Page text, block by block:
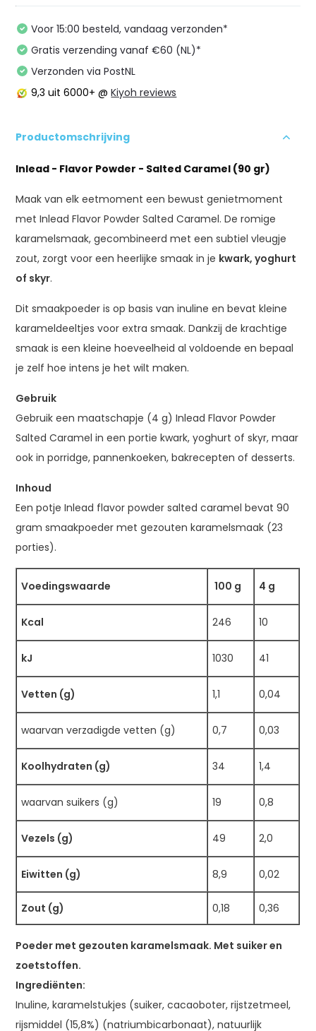
Voor 15:00 besteld, vandaag verzonden*
Gratis verzending vanaf €60 (NL)*
Verzonden via PostNL
9,3 uit 6000+ @Kiyoh reviews
Productomschrijving
Inlead - Flavor Powder - Salted Caramel (90 gr)
Maak van elk eetmoment een bewust genietmoment
met Inlead Flavor Powder Salted Caramel. De romige
karamelsmaak, gecombineerd met een subtiel vleugje
zout, zorgt voor een heerlijke smaak in je kwark, yoghurt
of skyr.
Dit smaakpoeder is op basis van inuline en bevat kleine
karameldeeltjes voor extra smaak. Dankzij de krachtige
smaak is een kleine hoeveelheid al voldoende en bepaal
je zelf hoe intens je het wilt maken.
Gebruik
Gebruik een maatschapje (4 g) Inlead Flavor Powder
Salted Caramel in een portie kwark, yoghurt of skyr, maar
ook in porridge, pannenkoeken, bakrecepten of desserts.
Inhoud
Een potje Inlead flavor powder salted caramel bevat 90
gram smaakpoeder met gezouten karamelsmaak (23
porties).
Voedingswaarde 100 g 4 g
Kcal 246 10
kJ 1030 41
Vetten (g) 1,1 0,04
waarvan verzadigde vetten (g) 0,7 0,03
Koolhydraten (g) 34 1,4
waarvan suikers (g) 19 0,8
Vezels (g) 49 2,0
Eiwitten (g) 8,9 0,02
Zout (g) 0,18 0,36
Poeder met gezouten karamelsmaak. Met suiker en
zoetstoffen.
Ingrediënten:
Inuline, karamelstukjes (suiker, cacaoboter, rijstzetmeel,
rijsmiddel (15,8%) (natriumbicarbonaat), natuurlijk